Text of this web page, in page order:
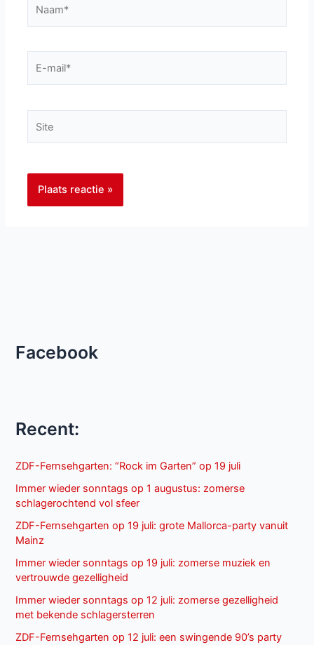
mail*
Facebook
Recent:
ZDF-Fernsehgarten: “Rock im Garten” op 19 juli
Immer wieder sonntags op 1 augustus: zomerse
schlagerochtend vol sfeer
ZDF-Fernsehgarten op 19 juli: grote Mallorca-party vanuit
Mainz
Immer wieder sonntags op 19 juli: zomerse muziek en
vertrouwde gezelligheid
Immer wieder sonntags op 12 juli: zomerse gezelligheid
met bekende schlagersterren
ZDF-Fernsehgarten op 12 juli: een swingende 90’s party